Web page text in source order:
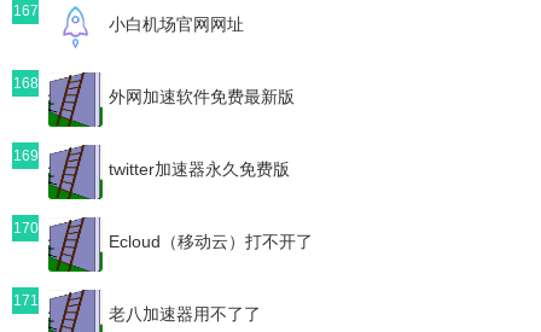
167
小白机场官网网址
168
外网加速软件免费最新版
169
twitter加速器永久免费版
170
Ecloud（移动云）打不开了
171
老八加速器用不了了